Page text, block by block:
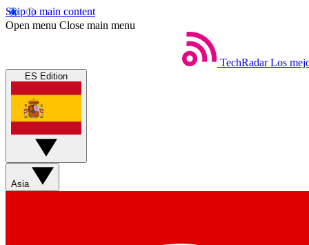
Skip to main content
Open menu Close main menu
TechRadar Los
ES Edition
Asia